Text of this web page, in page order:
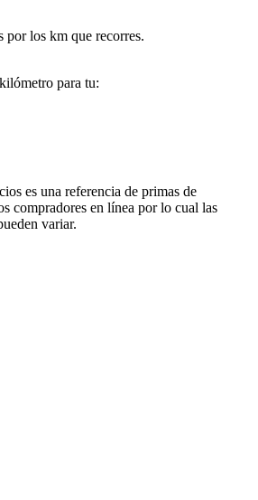
por los km que recorres.
para tu:
es una referencia de primas de
compradores en línea por lo cual las
variar.